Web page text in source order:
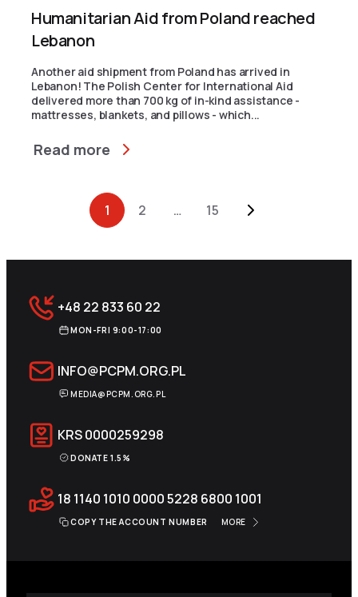
Humanitarian Aid from Poland reached
Lebanon
Another aid shipment from Poland has arrived in
Lebanon! The Polish Center for International Aid
delivered more than 700 kg of in-kind assistance -
mattresses, blankets, and pillows - which...
Read more
Archive Pagination
1 2 … 15
+48 22 833 60 22
MON-FRI 9:00-17:00
INFO@PCPM.ORG.PL
MEDIA@PCPM.ORG.PL
KRS0000259298
DONATE 1.5%
18 1140 1010 0000 5228 6800 1001
COPY THE ACCOUNT NUMBER MORE